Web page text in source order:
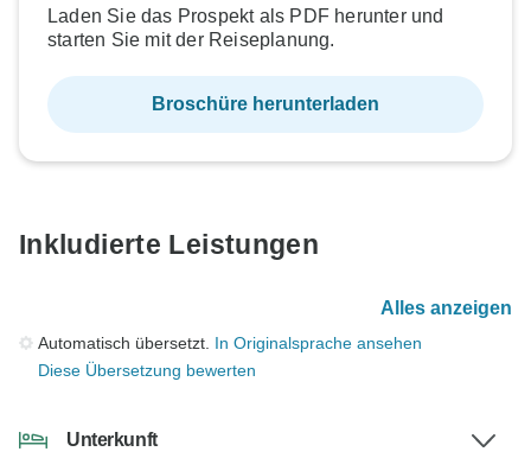
Laden Sie das Prospekt als PDF herunter und
starten Sie mit der Reiseplanung.
Broschüre herunterladen
Inkludierte Leistungen
Alles anzeigen
Automatisch übersetzt. In Originalsprache ansehen
Diese Übersetzung bewerten
Unterkunft